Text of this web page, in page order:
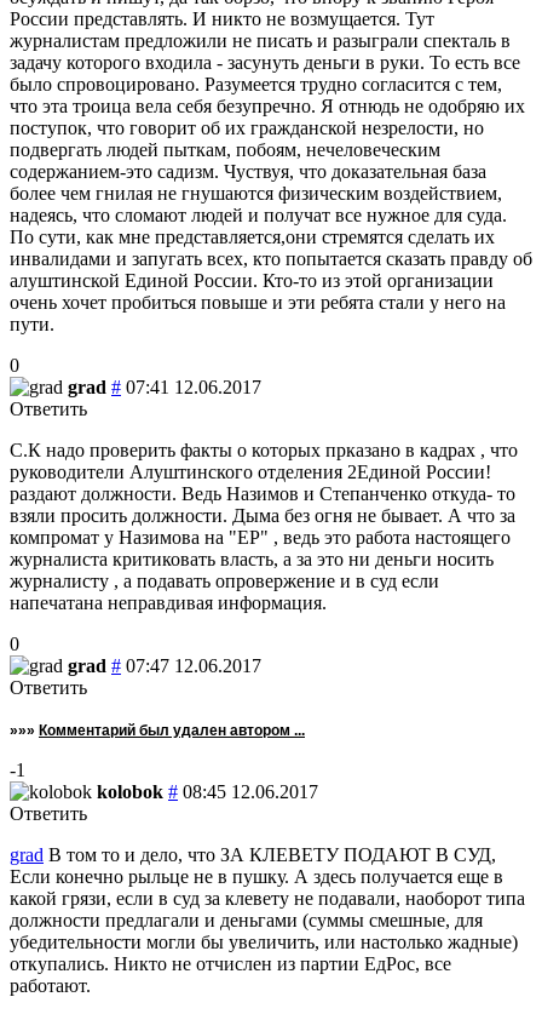
России представлять. И никто не возмущается. Тут
журналистам предложили не писать и разыграли спекталь в
задачу которого входила - засунуть деньги в руки. То есть все
было спровоцировано. Разумеется трудно согласится с тем,
что эта троица вела себя безупречно. Я отнюдь не одобряю их
поступок, что говорит об их гражданской незрелости, но
подвергать людей пыткам, побоям, нечеловеческим
содержанием-это садизм. Чуствуя, что доказательная база
более чем гнилая не гнушаются физическим воздействием,
надеясь, что сломают людей и получат все нужное для суда.
По сути, как мне представляется,они стремятся сделать их
инвалидами и запугать всех, кто попытается сказать правду об
алуштинской Единой России. Кто-то из этой организации
очень хочет пробиться повыше и эти ребята стали у него на
пути.
0
grad # 07:41 12.06.2017
Ответить
С.К надо проверить факты о которых прказано в кадрах , что
руководители Алуштинского отделения 2Единой России!
раздают должности. Ведь Назимов и Степанченко откуда- то
взяли просить должности. Дыма без огня не бывает. А что за
компромат у Назимова на "ЕР" , ведь это работа настоящего
журналиста критиковать власть, а за это ни деньги носить
журналисту , а подавать опровержение и в суд если
напечатана неправдивая информация.
0
grad # 07:47 12.06.2017
Ответить
»»» Комментарий был удален автором ...
-1
kolobok # 08:45 12.06.2017
Ответить
grad В том то и дело, что ЗА КЛЕВЕТУ ПОДАЮТ В СУД,
Если конечно рыльце не в пушку. А здесь получается еще в
какой грязи, если в суд за клевету не подавали, наоборот типа
должности предлагали и деньгами (суммы смешные, для
убедительности могли бы увеличить, или настолько жадные)
откупались. Никто не отчислен из партии ЕдРос, все
работают.